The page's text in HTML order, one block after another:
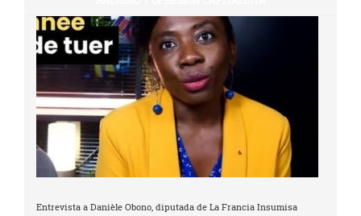
Entrevista a Danièle Obono, diputada de La Francia Insumisa